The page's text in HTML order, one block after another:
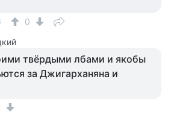
0
твёрдыми лбами и якобы
за Джигарханяна и